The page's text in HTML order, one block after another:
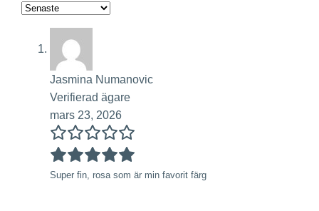
Jasmina Numanovic
Verifierad ägare
mars 23, 2026
Super fin, rosa som är min favorit färg